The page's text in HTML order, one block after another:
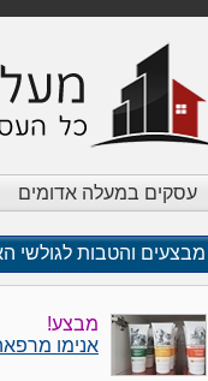
עסקים במעלה אדומים
מבצעים והטבות לגולשי
מבצע!
אנימו